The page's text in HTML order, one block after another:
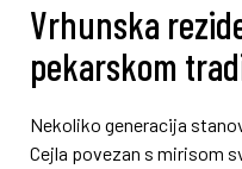
Vrhunska
pekarskom
Nekoliko generacija
Cejla povezan s mirisom